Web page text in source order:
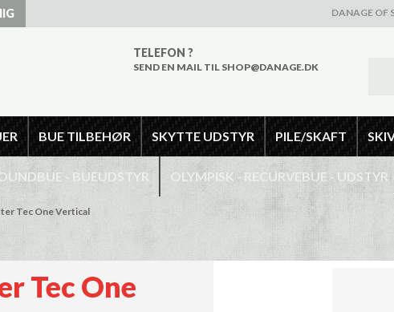
DANAGE OF
TELEFON ?
SEND EN MAIL TIL SHOP@DANAGE.DK
BUE TILBEHØR SKYTTE UDSTYR PILE/SKAFT
- BUEUDSTYR OLYMPISK - RECURVEBUE - UDSTYR
Tec One Vertical
Tec One